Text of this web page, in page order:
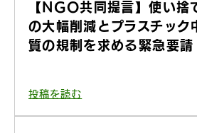
【NGO共同提言】使い捨
の大幅削減とプラスチック
質の規制を求める緊急要請
投稿を読む